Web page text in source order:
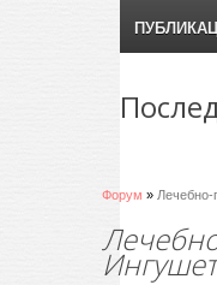
Форум » Лечебно-